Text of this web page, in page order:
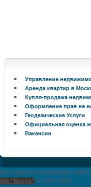
Управление
Аренда квартир в
Купля-продажа
Оформление прав на
Геодезические Услуги
Официальная оценка
Вакансии
Все права на материалы
АН "Веста" © 2007-2015